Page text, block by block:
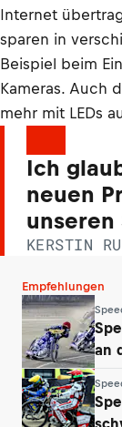
Internet
sparen in
Beispiel beim
Kameras. Auch
mehr mit LEDs
Ich
neuen
unseren
KERSTIN
Empfehlungen
an